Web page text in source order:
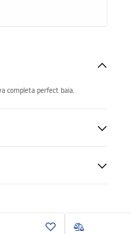
completa perfect baia.